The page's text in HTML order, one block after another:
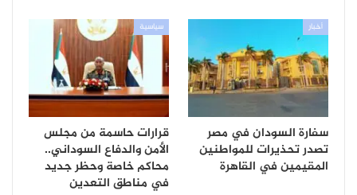
أخبار
سفارة السودان في مصر
تصدر تحذيرات للمواطنين
المقيمين في القاهرة
سياسية
قرارات حاسمة من مجلس
الأمن والدفاع السوداني..
محاكم خاصة وحظر جديد
في مناطق التعدين